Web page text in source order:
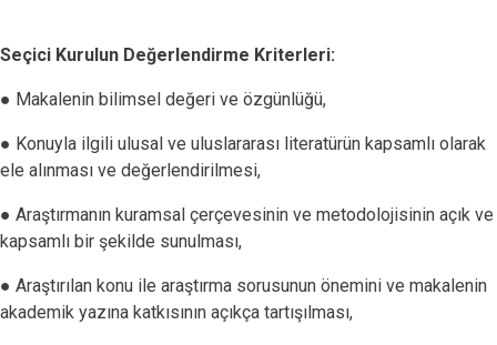
Seçici Kurulun Değerlendirme Kriterleri:
● Makalenin bilimsel değeri ve özgünlüğü,
● Konuyla ilgili ulusal ve uluslararası literatürün kapsamlı olarak
ele alınması ve değerlendirilmesi,
● Araştırmanın kuramsal çerçevesinin ve metodolojisinin açık ve
kapsamlı bir şekilde sunulması,
● Araştırılan konu ile araştırma sorusunun önemini ve makalenin
akademik yazına katkısının açıkça tartışılması,